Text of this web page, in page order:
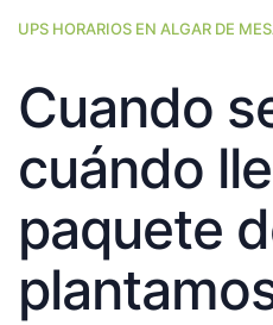
UPS HORARIOS EN ALGAR DE
Cuando
cuándo
paquete